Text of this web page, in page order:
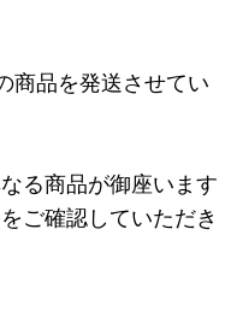
商品を発送させてい
る商品が御座います
ご確認していただき